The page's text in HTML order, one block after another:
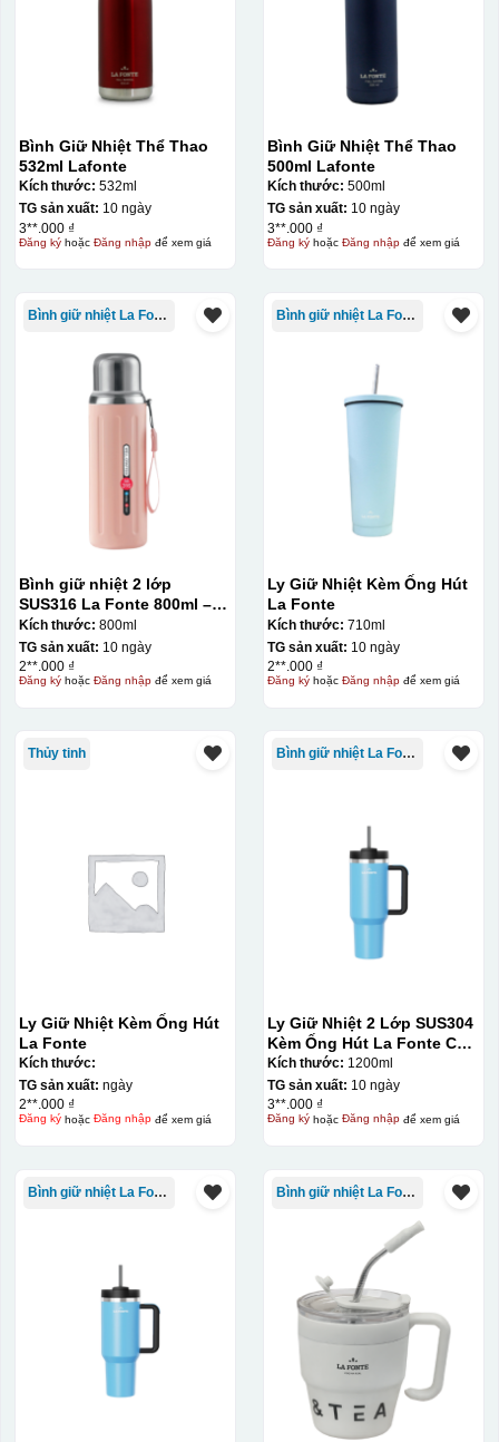
Bình Giữ Nhiệt Thể Thao
532ml Lafonte
Kích thước: 532ml
TG sản xuất: 10 ngày
3**.000 ₫
Đăng kýhoặc Đăng nhậpđể xem giá
Bình Giữ Nhiệt Thể Thao
500ml Lafonte
Kích thước: 500ml
TG sản xuất: 10 ngày
3**.000 ₫
Đăng kýhoặc Đăng nhậpđể xem giá
Bình giữ nhiệt La Fonte
Bình giữ nhiệt 2 lớp
SUS316 La Fonte 800ml –
012720
Kích thước: 800ml
TG sản xuất: 10 ngày
2**.000 ₫
Đăng kýhoặc Đăng nhậpđể xem giá
Bình giữ nhiệt La Fonte
Ly Giữ Nhiệt Kèm Ống Hút
La Fonte
Kích thước: 710ml
TG sản xuất: 10 ngày
2**.000 ₫
Đăng kýhoặc Đăng nhậpđể xem giá
Thủy tinh
Ly Giữ Nhiệt Kèm Ống Hút
La Fonte
Kích thước:
TG sản xuất: ngày
2**.000 ₫
Đăng kýhoặc Đăng nhậpđể xem giá
Bình giữ nhiệt La Fonte
Ly Giữ Nhiệt 2 Lớp SUS304
Kèm Ống Hút La Fonte Có
Tay Cầm 1200ml
Kích thước: 1200ml
TG sản xuất: 10 ngày
3**.000 ₫
Đăng kýhoặc Đăng nhậpđể xem giá
Bình giữ nhiệt La Fonte Bình giữ nhiệt La Fonte